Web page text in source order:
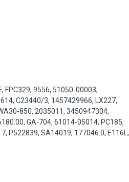
, FPC329,9556, 51050-00003,
,C23440/3, 1457429966, LX227,
850,2035011,3450947304,
,GA-704,61014-05014, PC185,
, P522839,SA14019, 177046.0, E116L,